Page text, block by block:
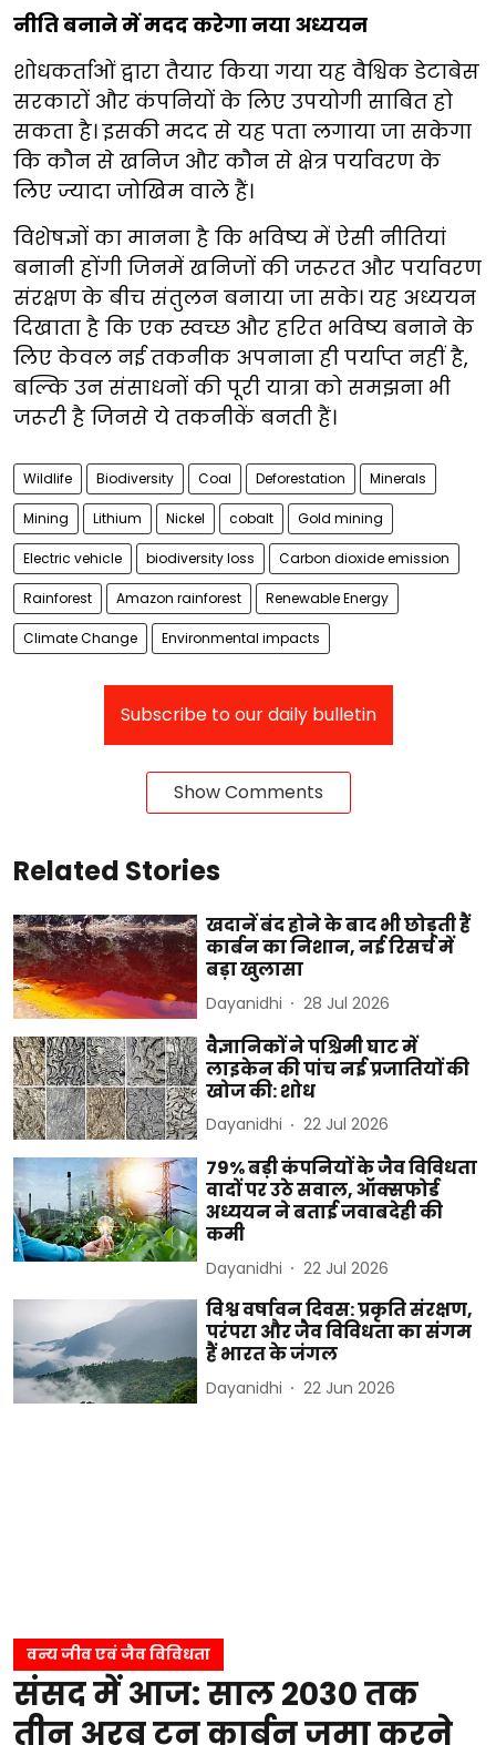
नीति बनाने में मदद करेगा नया अध्ययन
शोधकर्ताओं द्वारा तैयार किया गया यह वैश्विक डेटाबेस
सरकारों और कंपनियों के लिए उपयोगी साबित हो
सकता है। इसकी मदद से यह पता लगाया जा सकेगा
कि कौन से खनिज और कौन से क्षेत्र पर्यावरण के
लिए ज्यादा जोखिम वाले हैं।
विशेषज्ञों का मानना है कि भविष्य में ऐसी नीतियां
बनानी होंगी जिनमें खनिजों की जरूरत और पर्यावरण
संरक्षण के बीच संतुलन बनाया जा सके। यह अध्ययन
दिखाता है कि एक स्वच्छ और हरित भविष्य बनाने के
लिए केवल नई तकनीक अपनाना ही पर्याप्त नहीं है,
बल्कि उन संसाधनों की पूरी यात्रा को समझना भी
जरूरी है जिनसे ये तकनीकें बनती हैं।
Wildlife Biodiversity Coal Deforestation Minerals
Mining Lithium Nickel cobalt Gold mining
Electric vehicle biodiversity loss Carbon dioxide emission
Rainforest Amazon rainforest Renewable Energy
Climate Change Environmental impacts
Subscribe to our daily bulletin
Show Comments
Related Stories
खदानें बंद होने के बाद भी छोड़ती हैं
कार्बन का निशान, नई रिसर्च में
बड़ा खुलासा
Dayanidhi 28 Jul 2026
वैज्ञानिकों ने पश्चिमी घाट में
लाइकेन की पांच नई प्रजातियों की
खोज की: शोध
Dayanidhi 22 Jul 2026
79% बड़ी कंपनियों के जैव विविधता
वादों पर उठे सवाल, ऑक्सफोर्ड
अध्ययन ने बताई जवाबदेही की
कमी
Dayanidhi 22 Jul 2026
विश्व वर्षावन दिवस: प्रकृति संरक्षण,
परंपरा और जैव विविधता का संगम
हैं भारत के जंगल
Dayanidhi 22 Jun 2026
वन्य जीव एवं जैव विविधता
संसद में आज: साल 2030 तक
तीन अरब टन कार्बन जमा करने